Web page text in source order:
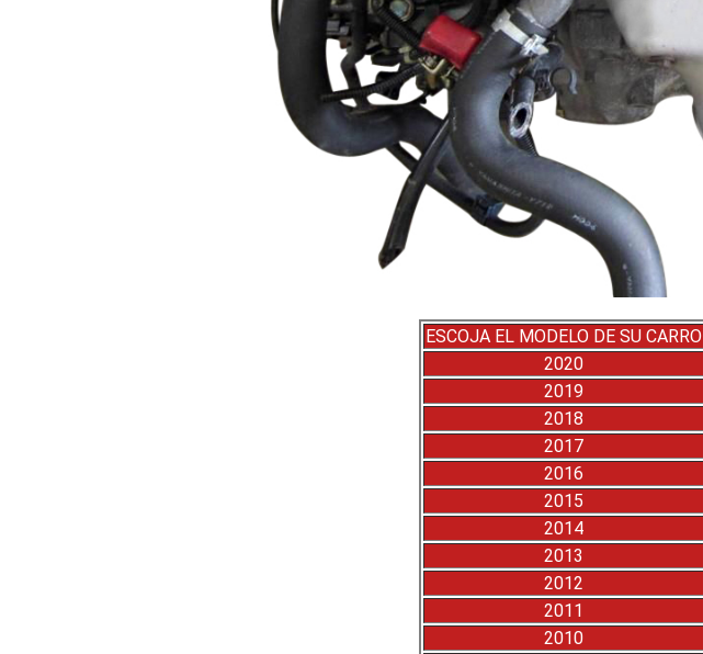
ESCOJA EL MODELO DE SU CARRO
2020
2019
2018
2017
2016
2015
2014
2013
2012
2011
2010